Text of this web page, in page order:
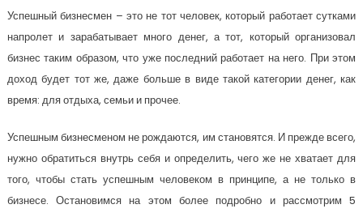
Успешный бизнесмен – это не тот человек, который работает сутками
напролет и зарабатывает много денег, а тот, который организовал
бизнес таким образом, что уже последний работает на него. При этом
доход будет тот же, даже больше в виде такой категории денег, как
время: для отдыха, семьи и прочее.
Успешным бизнесменом не рождаются, им становятся. И прежде всего,
нужно обратиться внутрь себя и определить, чего же не хватает для
того, чтобы стать успешным человеком в принципе, а не только в
бизнесе. Остановимся на этом более подробно и рассмотрим 5